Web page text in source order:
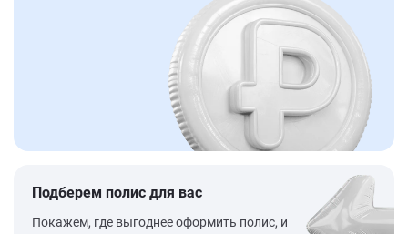
Подберем полис для вас
Покажем, где выгоднее оформить полис, и